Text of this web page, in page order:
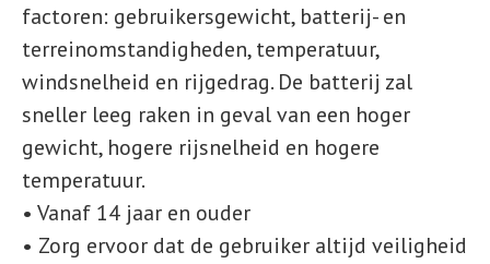
factoren: gebruikersgewicht, batterij- en
terreinomstandigheden, temperatuur,
windsnelheid en rijgedrag. De batterij zal
sneller leeg raken in geval van een hoger
gewicht, hogere rijsnelheid en hogere
temperatuur.
• Vanaf 14 jaar en ouder
• Zorg ervoor dat de gebruiker altijd veiligheid